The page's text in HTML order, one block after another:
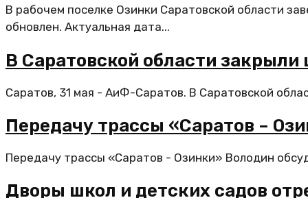
В рабочем поселке Озинки Саратовской области
обновлен. Актуальная дата...
В Саратовской области
Саратов, 31 мая - АиФ-Саратов. В Саратовской
Передачу трассы «Саратов –
Передачу трассы «Саратов - Озинки» Володин
Дворы школ и детских садов